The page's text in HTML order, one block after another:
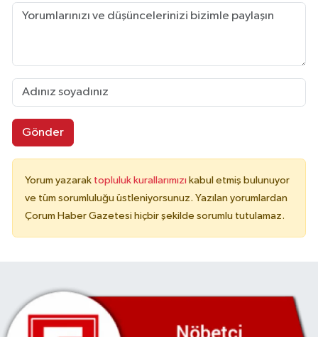
Gönder
Yorum yazarak topluluk kurallarımızı kabul etmiş bulunuyor
ve tüm sorumluluğu üstleniyorsunuz. Yazılan yorumlardan
Çorum Haber Gazetesi hiçbir şekilde sorumlu tutulamaz.